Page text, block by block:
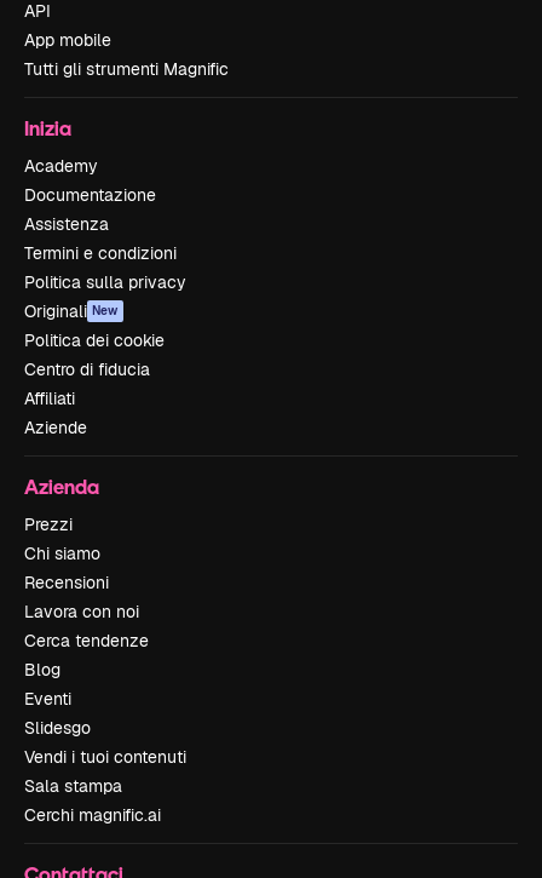
API
App mobile
Tutti gli strumenti Magnific
Inizia
Academy
Documentazione
Assistenza
Termini e condizioni
Politica sulla privacy
Originali New
Politica dei cookie
Centro di fiducia
Affiliati
Aziende
Azienda
Prezzi
Chi siamo
Recensioni
Lavora con noi
Cerca tendenze
Blog
Eventi
Slidesgo
Vendi i tuoi contenuti
Sala stampa
Cerchi magnific.ai